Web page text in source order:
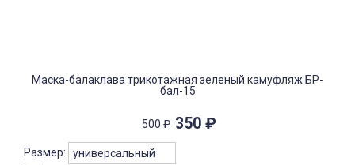
Маска-балаклава трикотажная зеленый камуфляж БР-
бал-15
500 ₽ 350 ₽
Размер: